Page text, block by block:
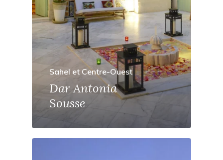
Sahel et Centre-Ouest
Dar Antonia
Sousse